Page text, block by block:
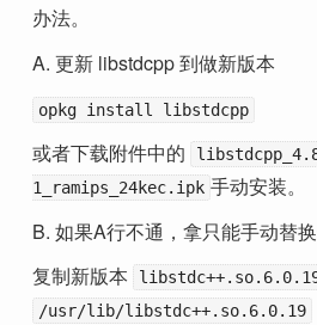
办法。
A. 更新 libstdcpp 到做新版本
opkg install libstdcpp
或者下载附件中的
1_ramips_24kec.ipk 手动安装。
B. 如果A行不通，拿只能手动替
复制新版本
/usr/lib/libstdc++.so.6.0.19